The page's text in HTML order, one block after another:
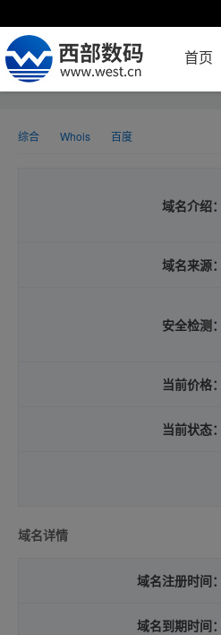
首页
综合 Whois 百度
域名介绍：
域名来源：
安全检测：
当前价格：
当前状态：
域名详情
域名注册时间：
域名到期时间：